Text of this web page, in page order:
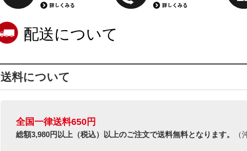
配送について
送料について
全国一律送料650円
総額3,980円以上（税込）以上のご注文で送料無料となります。 （